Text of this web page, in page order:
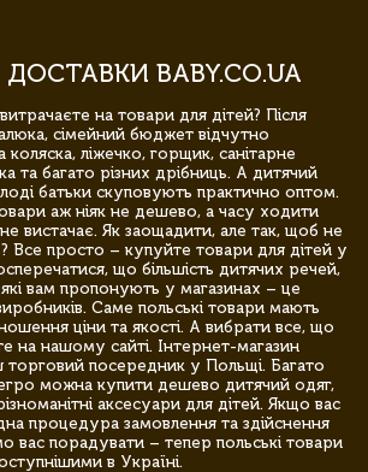
BABY.CO.UA
на товари для дітей? Після
сімейний бюджет відчутно
ліжечко, горщик, санітарне
та багато різних дрібниць. А дитячий
батьки скуповують практично оптом.
аж ніяк не дешево, а часу ходити
вистачає. Як заощадити, але так, щоб не
Все просто – купуйте товари для дітей у
що більшість дитячих речей,
вам пропонують у магазинах – це
Саме польські товари мають
ціни та якості. А вибрати все, що
на нашому сайті. Інтернет-магазин
торговий посередник у Польщі. Багато
можна купити дешево дитячий одяг,
аксесуари для дітей. Якщо вас
процедура замовлення та здійснення
вас порадувати – тепер польські товари
в Україні.